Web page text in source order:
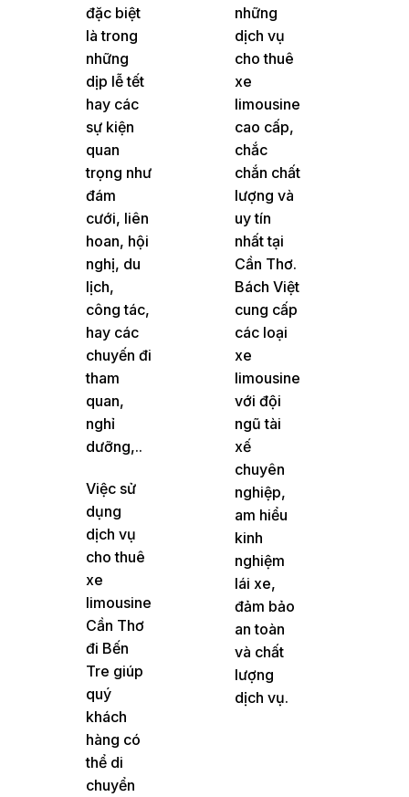
đặc biệt
là trong
những
dịp lễ tết
hay các
sự kiện
quan
trọng như
đám
cưới, liên
hoan, hội
nghị, du
lịch,
công tác,
hay các
chuyến đi
tham
quan,
nghỉ
dưỡng,..
Việc sử
dụng
dịch vụ
cho thuê
xe
limousine
Cần Thơ
đi Bến
Tre giúp
quý
khách
hàng có
thể di
chuyển
những
dịch vụ
cho thuê
xe
limousine
cao cấp,
chắc
chắn chất
lượng và
uy tín
nhất tại
Cần Thơ.
Bách Việt
cung cấp
các loại
xe
limousine
với đội
ngũ tài
xế
chuyên
nghiệp,
am hiểu
kinh
nghiệm
lái xe,
đảm bảo
an toàn
và chất
lượng
dịch vụ.